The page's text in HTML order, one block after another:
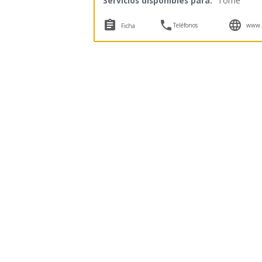
 Ficha Teléfonos 